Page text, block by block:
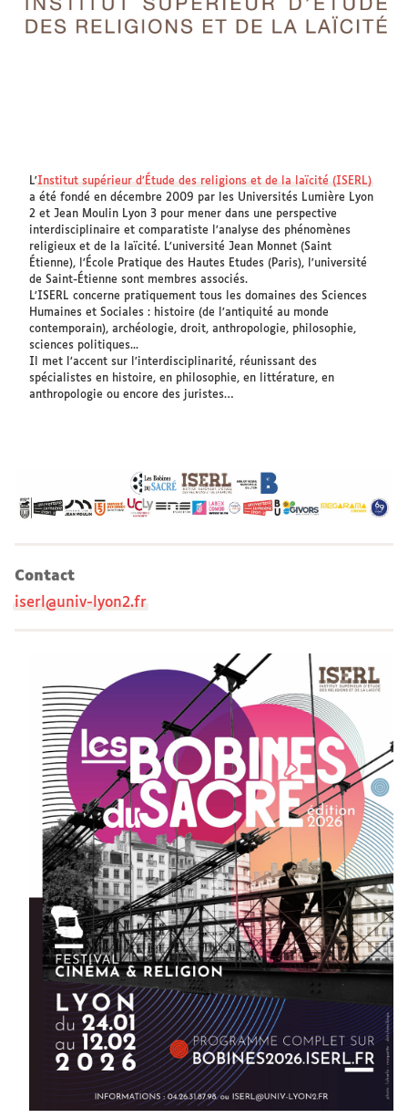
L'Institut supérieur d’Étude des religions et de la laïcité (ISERL)
a été fondé en décembre 2009 par les Universités Lumière Lyon
2 et Jean Moulin Lyon 3 pour mener dans une perspective
interdisciplinaire et comparatiste l’analyse des phénomènes
religieux et de la laïcité. L’université Jean Monnet (Saint
Étienne), l’École Pratique des Hautes Etudes (Paris), l'université
de Saint-Étienne sont membres associés.
L’ISERL concerne pratiquement tous les domaines des Sciences
Humaines et Sociales : histoire (de l’antiquité au monde
contemporain), archéologie, droit, anthropologie, philosophie,
sciences politiques...
Il met l’accent sur l’interdisciplinarité, réunissant des
spécialistes en histoire, en philosophie, en littérature, en
anthropologie ou encore des juristes…
Contact
iserl@univ-lyon2.fr